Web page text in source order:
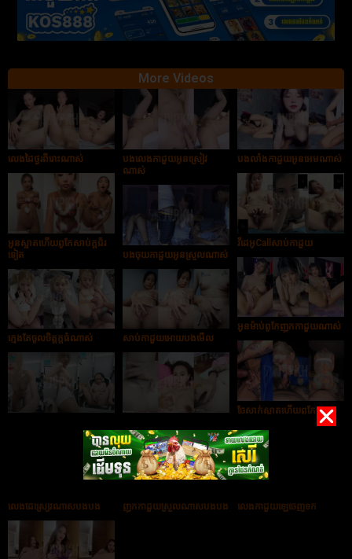
More Videos
លេងដៃថ្ងូរពីរោះណាស់
បងលេងកាដួយអូនស្រៀវ
ណាស់
បងលាំងកាដួយអូនអេមណាស់
អូនស្អាតហើយពូកែសាប់ក្ដជ័រ
ទៀត
បងចុយកាដួយអូនស្រួលណាស់
វីដេអូCallសាប់កាដួយ
ក្មេងតែចូលចិត្តក្ដធំណាស់ សាប់កាដួយអោយបងមើល
អូនម៉ាប់ពូកែញុកកាដួយណាស់
ចែសាក់ស្អាតហើយពូកែចុយ
លេងដៃស្រៀវណាស់បងបង ញុកកាដួយស្រួលណាស់បងបង លេងកាដួយឡើចេញទឹក